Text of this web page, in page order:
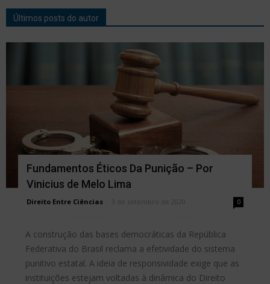
Últimos posts do autor
Fundamentos Éticos Da Punição – Por
Vinicius de Melo Lima
Direito Entre Ciências 3 de setembro de 2020 0
A construção das bases democráticas da República
Federativa do Brasil reclama a efetividade do sistema
punitivo estatal. A ideia de responsividade exige que as
instituições estejam voltadas à dinâmica do Direito